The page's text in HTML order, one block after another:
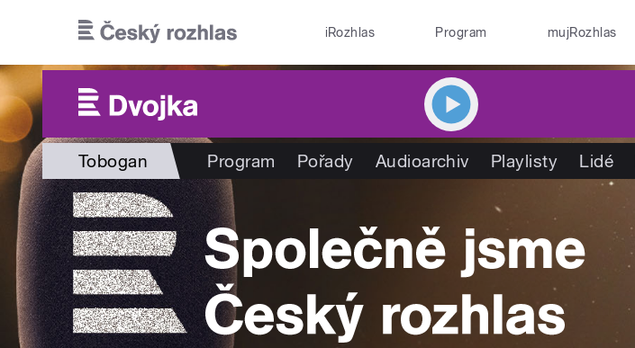
iRozhlas Program mujRozhlas
Tobogan Program Pořady Audioarchiv Playlisty Lidé